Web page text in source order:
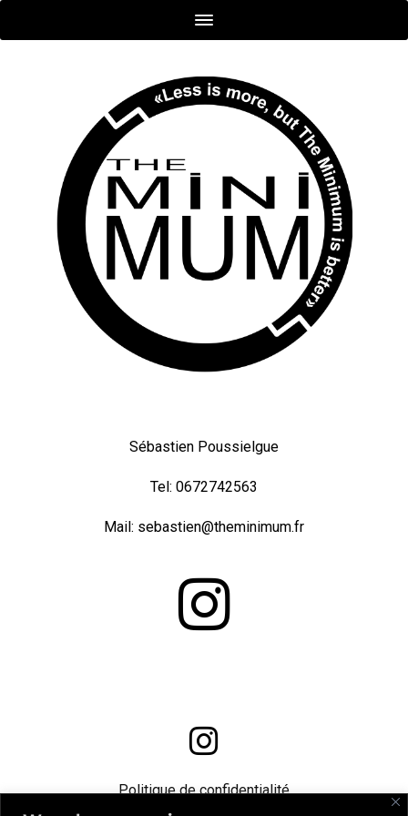
Sébastien Poussielgue
Tel: 0672742563
Mail: sebastien@theminimum.fr
Politique de confidentialité